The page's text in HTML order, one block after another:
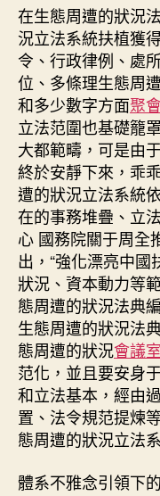
在生態周遭的狀況
況立法系統扶植獲
令、行政律例、處
位、多條理生態周
和多少數字方面聚
立法范圍也基礎籠
大都範疇，可是由
終於安靜下來，乖
遭的狀況立法系統
在的事務堆疊、立
心 國務院關于周全
出，“強化漂亮中
狀況、資本動力等
態周遭的狀況法典
生態周遭的狀況法
態周遭的狀況會議
范化，並且要安身
和立法基本，經由
置、法令規范提煉
態周遭的狀況立法
體系不雅念引領下